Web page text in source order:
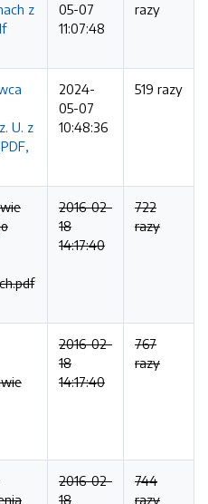
z
05-07
11:07:48
razy
U. z
2024-
05-07
10:48:36
519 razy
2016-02-
18
14:17:40
722
razy
2016-02-
18
14:17:40
767
razy
2016-02-
18
744
razy